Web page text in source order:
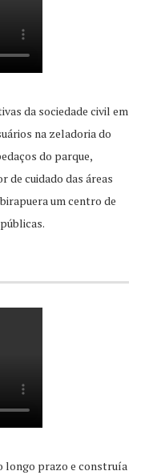
da sociedade civil em
na zeladoria do
do parque,
de cuidado das áreas
um centro de
longo prazo e construía